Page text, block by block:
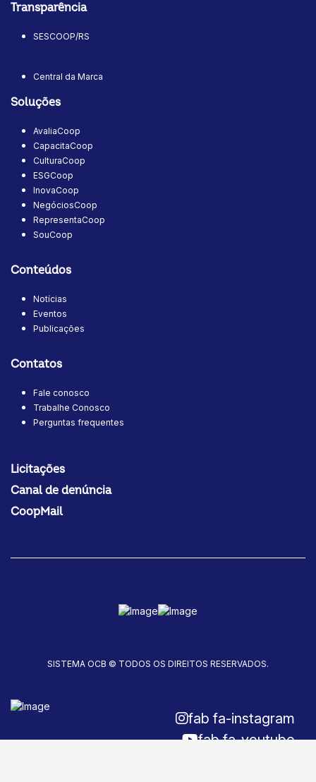
Transparência
SESCOOP/RS
Central da Marca
Soluções
AvaliaCoop
CapacitaCoop
CulturaCoop
ESGCoop
InovaCoop
NegóciosCoop
RepresentaCoop
SouCoop
Conteúdos
Notícias
Eventos
Publicações
Contatos
Fale conosco
Trabalhe Conosco
Perguntas frequentes
Licitações
Canal de denúncia
CoopMail
SISTEMA OCB © TODOS OS DIREITOS RESERVADOS.
fab fa-instagram
fab fa-youtube